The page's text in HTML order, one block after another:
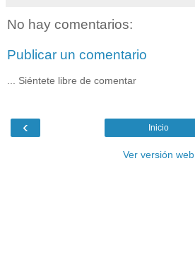
No hay comentarios:
Publicar un comentario
... Siéntete libre de comentar
‹ Inicio
Ver versión web